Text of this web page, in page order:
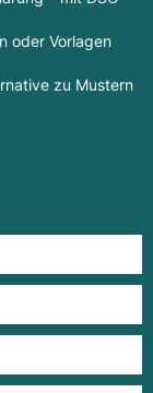
oder Vorlagen
zu Mustern